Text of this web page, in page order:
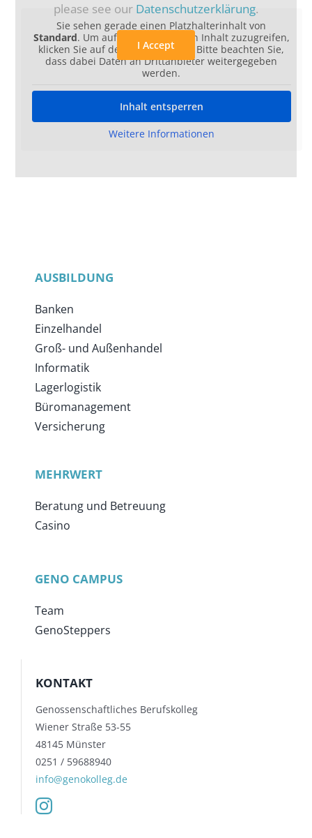
Sie sehen gerade einen Platzhalterinhalt von
Standard. Um auf den eigentlichen Inhalt zuzugreifen,
klicken Sie auf den Button unten. Bitte beachten Sie,
dass dabei Daten an Drittanbieter weitergegeben
werden.
Inhalt entsperren
Weitere Informationen
please see our Datenschutzerklärung.
I Accept
AUSBILDUNG
Banken
Einzelhandel
Groß- und Außenhandel
Informatik
Lagerlogistik
Büromanagement
Versicherung
MEHRWERT
Beratung und Betreuung
Casino
GENO CAMPUS
Team
GenoSteppers
KONTAKT
Genossenschaftliches Berufskolleg
Wiener Straße 53-55
48145 Münster
0251 / 59688940
info@genokolleg.de